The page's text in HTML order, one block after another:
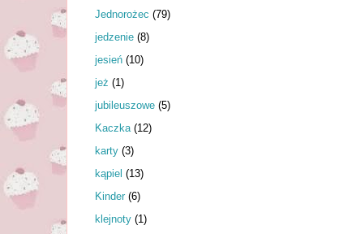
Jednorożec (79)
jedzenie (8)
jesień (10)
jeż (1)
jubileuszowe (5)
Kaczka (12)
karty (3)
kąpiel (13)
Kinder (6)
klejnoty (1)